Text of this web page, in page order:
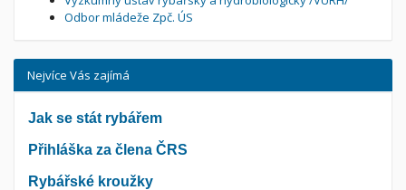
Odbor mládeže Zpč. ÚS
Nejvíce Vás zajímá
Jak se stát rybářem
Přihláška za člena ČRS
Rybářské kroužky